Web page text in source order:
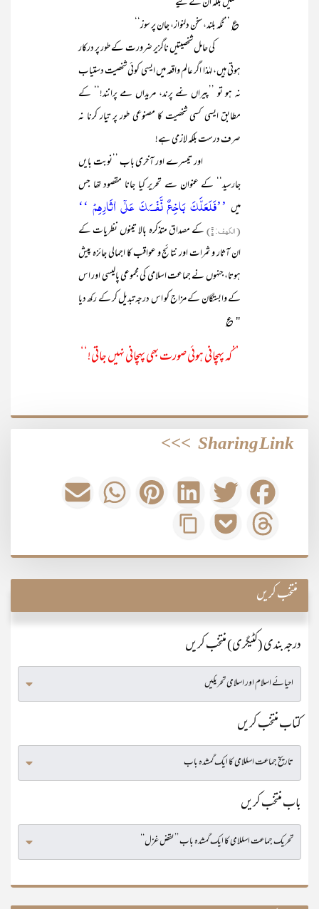
؏ ’’نگہ بلند، سخن دلنواز، جان پر سوز‘‘
کی حامل شخصیتیں ناگزیر ضرورت کے طور پر درکار
ہوتی ہیں، لہٰذا اگر عالم واقعہ میں ایسی کوئی شخصیت دستیاب
نہ ہو تو ’’پیراں نمے پرند، مریداں مے پرانند!‘‘ کے
مطابق ایسی کسی شخصیت کا مصنوعی طور پر تیار کرنا نہ
صرف درست بلکہ لازمی ہے!
اور تیسرے اور آخری باب ’’نوبت بایں
جارسید‘‘ کے عنوان سے تحریر کیا جانا مقصود تھا جس
میں ’’فَلَعَلَّکَ بَاخِعٌ نَّفۡسَکَ عَلٰۤی اٰثَارِہِمۡ ‘‘
(الکہف: ۶) کے مصداق متذکرہ بالا تینوں نظریات کے
ان آثار و ثمرات اور نتائج و عواقب کا اجمالی جائزہ پیش
ہوتا، جنہوں نے جماعت اسلامی کی مجموعی پالیسی اور اس
کے وابستگان کے مزاج کو اس درجہ تبدیل کر کے رکھ دیا
" ؏
’’کہ پہچانی ہوئی صورت بھی پہچانی نہیں جاتی!‘‘
Sharing Link
>>>
منتخب کریں
درجہ بندی (کٹیگری) منتخب کریں
کتاب منتخب کریں
باب منتخب کریں